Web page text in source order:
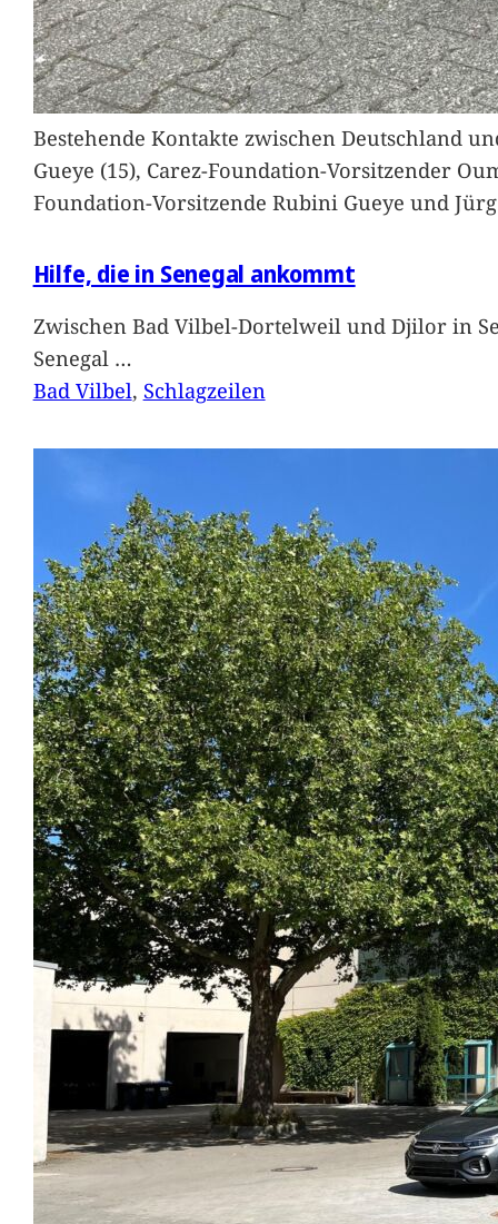
Bestehende Kontakte zwischen Deutschland
Gueye (15), Carez-Foundation-Vorsitzender
Foundation-Vorsitzende Rubini Gueye und
Hilfe, die in Senegal ankommt
Zwischen Bad Vilbel-Dortelweil und Djilor in
Senegal …
Bad Vilbel, Schlagzeilen